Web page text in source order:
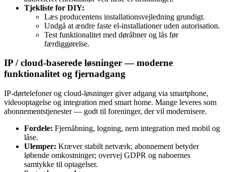
Tjekliste for DIY:
Læs producentens installationsvejledning grundigt.
Undgå at ændre faste el‑installationer uden autorisation.
Test funktionalitet med døråbner og lås før
færdiggørelse.
IP / cloud‑baserede løsninger — moderne
funktionalitet og fjernadgang
IP‑dørtelefoner og cloud‑løsninger giver adgang via smartphone,
videooptagelse og integration med smart home. Mange leveres som
abonnementstjenester — godt til foreninger, der vil modernisere.
Fordele: Fjernåbning, logning, nem integration med mobil og
låse.
Ulemper: Kræver stabilt netværk; abonnement betyder
løbende omkostninger; overvej GDPR og naboernes
samtykke til optagelser.